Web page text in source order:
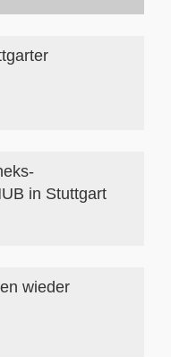
in Stuttgart
wieder